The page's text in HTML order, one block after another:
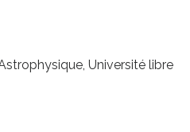
Université libre